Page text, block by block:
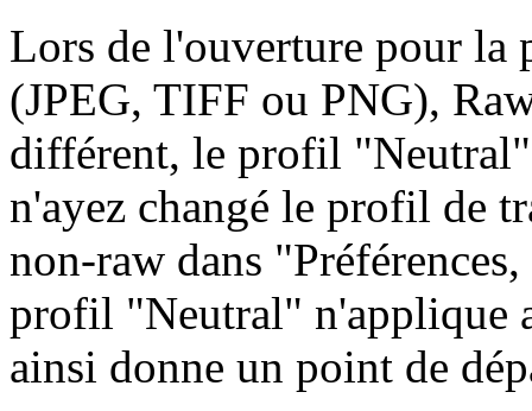
Lors de l'ouverture pour la
(JPEG, TIFF ou PNG),
différent, le profil
n'ayez changé le profil de
non-raw dans
profil "Neutral" n'applique
ainsi donne un point de